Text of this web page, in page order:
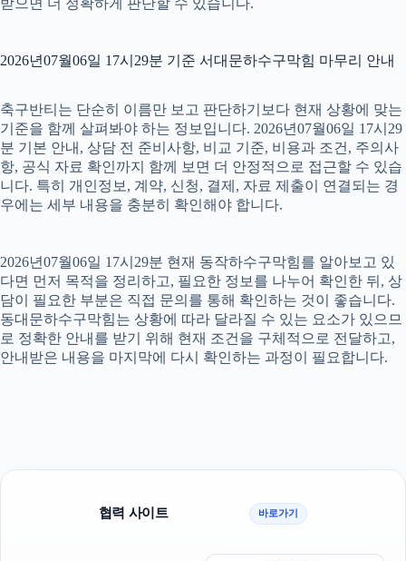
받으면 더 정확하게 판단할 수 있습니다.
2026년07월06일 17시29분 기준 서대문하수구막힘 마무리 안내
축구반티는 단순히 이름만 보고 판단하기보다 현재 상황에 맞는
기준을 함께 살펴봐야 하는 정보입니다. 2026년07월06일 17시29
분 기본 안내, 상담 전 준비사항, 비교 기준, 비용과 조건, 주의사
항, 공식 자료 확인까지 함께 보면 더 안정적으로 접근할 수 있습
니다. 특히 개인정보, 계약, 신청, 결제, 자료 제출이 연결되는 경
우에는 세부 내용을 충분히 확인해야 합니다.
2026년07월06일 17시29분 현재 동작하수구막힘를 알아보고 있
다면 먼저 목적을 정리하고, 필요한 정보를 나누어 확인한 뒤, 상
담이 필요한 부분은 직접 문의를 통해 확인하는 것이 좋습니다.
동대문하수구막힘는 상황에 따라 달라질 수 있는 요소가 있으므
로 정확한 안내를 받기 위해 현재 조건을 구체적으로 전달하고,
안내받은 내용을 마지막에 다시 확인하는 과정이 필요합니다.
협력 사이트 바로가기